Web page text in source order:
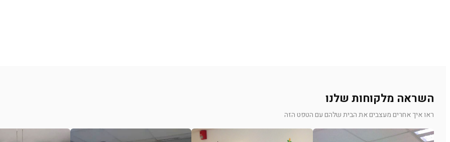
השראה מלקוחות שלנו
ראו איך אחרים מעצבים את הבית שלהם עם הטפט הזה